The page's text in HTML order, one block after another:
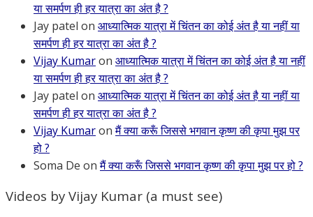
या समर्पण ही हर यात्रा का अंत है ?
Jay patel on आध्यात्मिक यात्रा में चिंतन का कोई अंत है या नहीं या
समर्पण ही हर यात्रा का अंत है ?
Vijay Kumaron आध्यात्मिक यात्रा में चिंतन का कोई अंत है या नहीं
या समर्पण ही हर यात्रा का अंत है ?
Jay patel on आध्यात्मिक यात्रा में चिंतन का कोई अंत है या नहीं या
समर्पण ही हर यात्रा का अंत है ?
Vijay Kumaronमैं क्या करूँ जिससे भगवान कृष्ण की कृपा मुझ पर
हो ?
Soma De onमैं क्या करूँ जिससे भगवान कृष्ण की कृपा मुझ पर हो ?
Videos by Vijay Kumar (a must see)